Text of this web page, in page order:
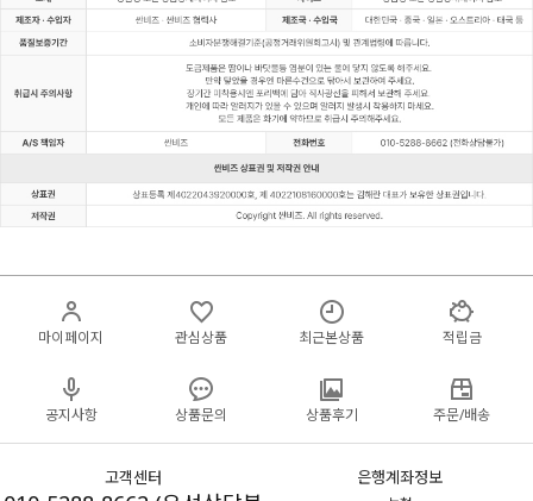
마이페이지 관심상품 최근본상품 적립금
공지사항 상품문의 상품후기 주문/배송
고객센터 은행계좌정보